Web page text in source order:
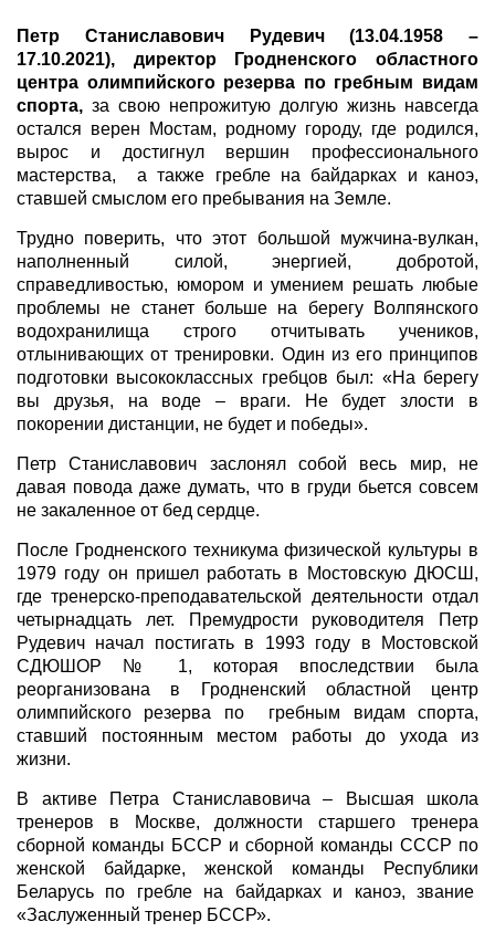
Петр Станиславович Рудевич (13.04.1958 –
17.10.2021), директор Гродненского областного
центра олимпийского резерва по гребным видам
спорта, за свою непрожитую долгую жизнь навсегда
остался верен Мостам, родному городу, где родился,
вырос и достигнул вершин профессионального
мастерства, а также гребле на байдарках и каноэ,
ставшей смыслом его пребывания на Земле.
Трудно поверить, что этот большой мужчина-вулкан,
наполненный силой, энергией, добротой,
справедливостью, юмором и умением решать любые
проблемы не станет больше на берегу Волпянского
водохранилища строго отчитывать учеников,
отлынивающих от тренировки. Один из его принципов
подготовки высококлассных гребцов был: «На берегу
вы друзья, на воде – враги. Не будет злости в
покорении дистанции, не будет и победы».
Петр Станиславович заслонял собой весь мир, не
давая повода даже думать, что в груди бьется совсем
не закаленное от бед сердце.
После Гродненского техникума физической культуры в
1979 году он пришел работать в Мостовскую ДЮСШ,
где тренерско-преподавательской деятельности отдал
четырнадцать лет. Премудрости руководителя Петр
Рудевич начал постигать в 1993 году в Мостовской
СДЮШОР № 1, которая впоследствии была
реорганизована в Гродненский областной центр
олимпийского резерва по гребным видам спорта,
ставший постоянным местом работы до ухода из
жизни.
В активе Петра Станиславовича – Высшая школа
тренеров в Москве, должности старшего тренера
сборной команды БССР и сборной команды СССР по
женской байдарке, женской команды Республики
Беларусь по гребле на байдарках и каноэ, звание
«Заслуженный тренер БССР».